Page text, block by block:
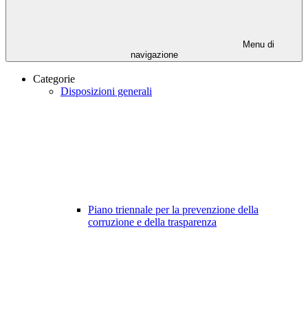
Menu di
navigazione
Categorie
Disposizioni generali
Piano triennale per la prevenzione della
corruzione e della trasparenza